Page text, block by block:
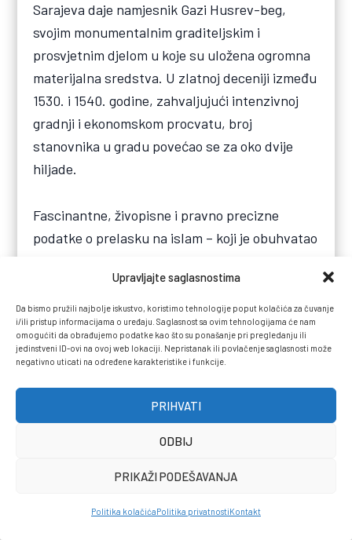
Upravljajte saglasnostima
Da bismo pružili najbolje iskustvo, koristimo tehnologije poput kolačića za čuvanje
i/ili pristup informacijama o uređaju. Saglasnost sa ovim tehnologijama će nam
omogućiti da obrađujemo podatke kao što su ponašanje pri pregledanju ili
jedinstveni ID-ovi na ovoj web lokaciji. Nepristanak ili povlačenje saglasnosti može
negativno uticati na određene karakteristike i funkcije.
PRIHVATI
ODBIJ
PRIKAŽI PODEŠAVANJA
Politika kolačićaPolitika privatnostiKontakt
Sarajeva daje namjesnik Gazi Husrev-beg,
svojim monumentalnim graditeljskim i
prosvjetnim djelom u koje su uložena ogromna
materijalna sredstva. U zlatnoj deceniji između
1530. i 1540. godine, zahvaljujući intenzivnoj
gradnji i ekonomskom procvatu, broj
stanovnika u gradu povećao se za oko dvije
hiljade.
Fascinantne, živopisne i pravno precizne
podatke o prelasku na islam – koji je obuhvatao
ugledni imami, hatibi, upravitelji zaklada
(mutevelije) ili vojni zapovjednici (vojvode) –
pružaju nam dva najstarija sačuvana
sarajevska sudska zapisnika (sidžila) iz 16.
tekao na bazi apsolutne dobrovoljnosti i ličnih
ostao zapisan dirljiv i administrativno precizan